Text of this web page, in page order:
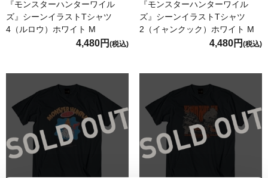
『モンスターハンターワイル
ズ』シーンイラストTシャツ
4（ルロウ）ホワイト M
4,480円 (税込)
『モンスターハンターワイル
ズ』シーンイラストTシャツ
2（イャンクック）ホワイト M
4,480円 (税込)